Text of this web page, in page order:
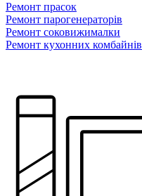
Ремонт прасок
Ремонт парогенераторiв
Ремонт соковижималки
Ремонт кухонних комбайнів